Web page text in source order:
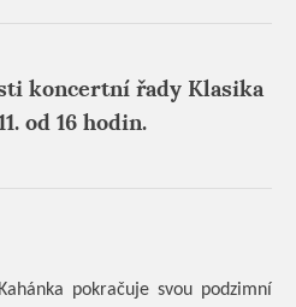
koncertní řady Klasika
od 16 hodin.
pokračuje svou podzimní